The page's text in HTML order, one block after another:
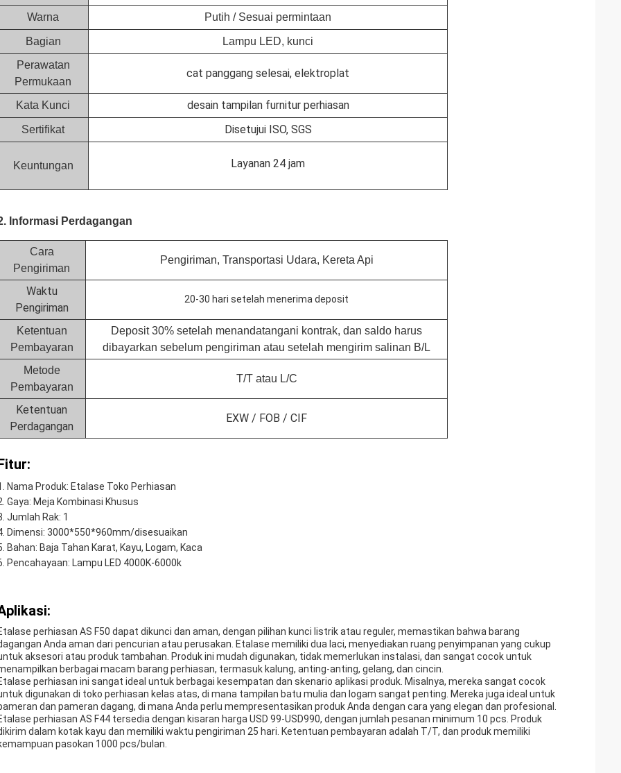
Warna Putih / Sesuai permintaan
Bagian
Lampu LED, kunci
Perawatan
Permukaan
cat panggang selesai, elektroplat
Kata Kunci desain tampilan furnitur perhiasan
Sertifikat Disetujui ISO, SGS
Keuntungan Layanan 24 jam
Informasi Perdagangan
Cara
Pengiriman
Pengiriman, Transportasi Udara, Kereta Api
Waktu
Pengiriman
20-30 hari setelah menerima deposit
Ketentuan
Pembayaran
Deposit 30% setelah menandatangani kontrak, dan saldo harus
dibayarkan sebelum pengiriman atau setelah mengirim salinan B/L
Metode
Pembayaran
T/T atau L/C
Ketentuan
Perdagangan
EXW / FOB / CIF
Nama Produk: Etalase Toko Perhiasan
Gaya: Meja Kombinasi Khusus
Jumlah Rak: 1
Dimensi: 3000*550*960mm/disesuaikan
Bahan: Baja Tahan Karat, Kayu, Logam, Kaca
Pencahayaan: Lampu LED 4000K-6000k
perhiasan AS F50 dapat dikunci dan aman, dengan pilihan kunci listrik atau reguler, memastikan bahwa barang
Anda aman dari pencurian atau perusakan. Etalase memiliki dua laci, menyediakan ruang penyimpanan yang cukup
aksesori atau produk tambahan. Produk ini mudah digunakan, tidak memerlukan instalasi, dan sangat cocok untuk
berbagai macam barang perhiasan, termasuk kalung, anting-anting, gelang, dan cincin.
perhiasan ini sangat ideal untuk berbagai kesempatan dan skenario aplikasi produk. Misalnya, mereka sangat cocok
digunakan di toko perhiasan kelas atas, di mana tampilan batu mulia dan logam sangat penting. Mereka juga ideal untuk
dan pameran dagang, di mana Anda perlu mempresentasikan produk Anda dengan cara yang elegan dan profesional.
perhiasan AS F44 tersedia dengan kisaran harga USD 99-USD990, dengan jumlah pesanan minimum 10 pcs. Produk
dalam kotak kayu dan memiliki waktu pengiriman 25 hari. Ketentuan pembayaran adalah T/T, dan produk memiliki
pasokan 1000 pcs/bulan.